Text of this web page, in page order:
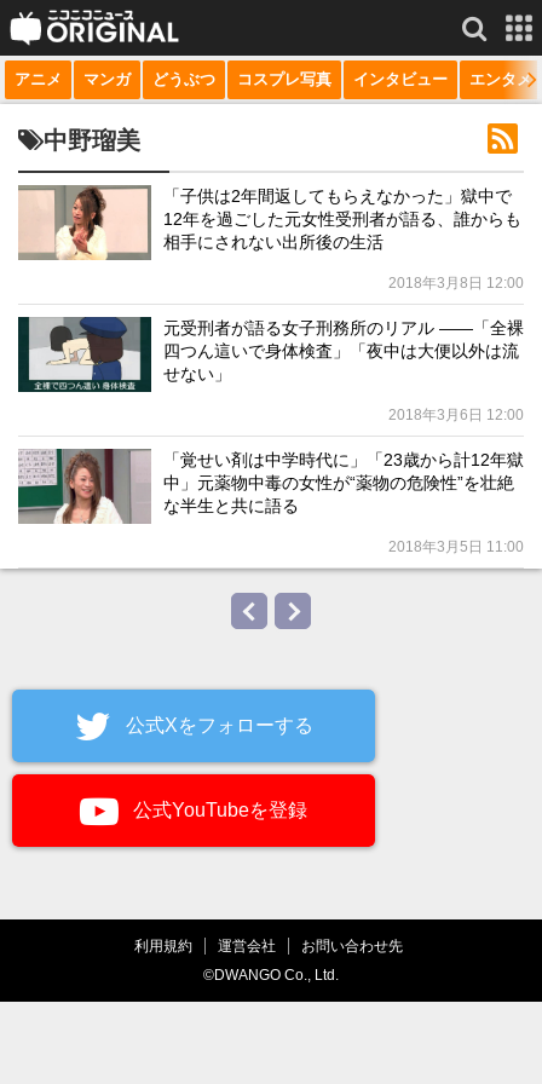
サービス一覧 もっと見る
niconico
動画
生放送
チャンネル
マンガ
アニメ マンガ どうぶつ コスプレ写真 インタビュー エンタメ
中野瑠美
「子供は2年間返してもらえなかった」獄中で
12年を過ごした元女性受刑者が語る、誰からも
相手にされない出所後の生活
2018年3月8日 12:00
元受刑者が語る女子刑務所のリアル ――「全裸
四つん這いで身体検査」「夜中は大便以外は流
せない」
2018年3月6日 12:00
「覚せい剤は中学時代に」「23歳から計12年獄
中」元薬物中毒の女性が“薬物の危険性”を壮絶
な半生と共に語る
2018年3月5日 11:00
公式Xをフォローする
公式YouTubeを登録
利用規約 運営会社
お問い合わせ先
©DWANGO Co., Ltd.